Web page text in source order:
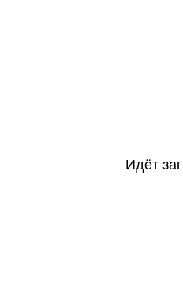
Идёт